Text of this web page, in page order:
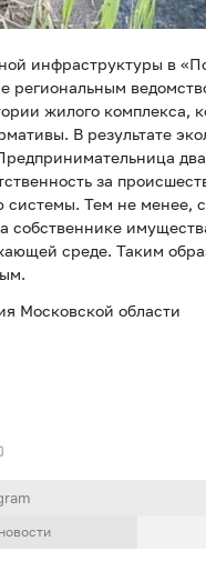
инфраструктуры в
жилого комплекса,
В результате
за
системы. Тем не менее,
собственнике
среде. Таким
Московской области